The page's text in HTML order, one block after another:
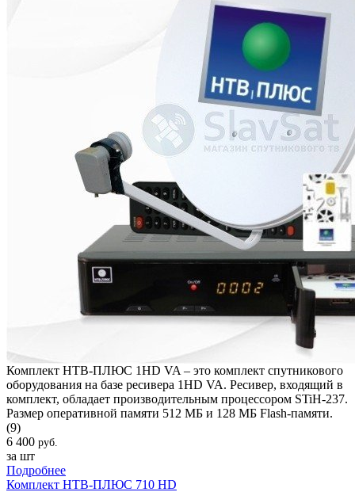
Комплект НТВ-ПЛЮС 1HD VA – это комплект спутникового
оборудования на базе ресивера 1HD VA. Ресивер, входящий в
комплект, обладает производительным процессором STiH-237.
Размер оперативной памяти 512 МБ и 128 МБ Flash-памяти.
(9)
6 400 руб.
за шт
Подробнее
Комплект НТВ-ПЛЮС 710 HD